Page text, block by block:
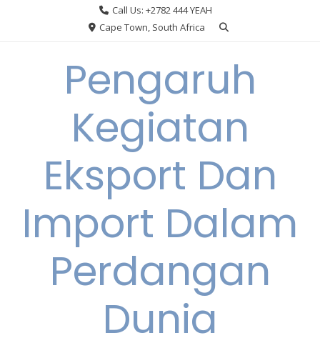
Call Us: +2782 444 YEAH
Cape Town, South Africa
Pengaruh
Kegiatan
Eksport Dan
Import Dalam
Perdangan
Dunia